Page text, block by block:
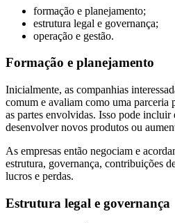
formação e planejamento;
estrutura legal e governança;
operação e gestão.
Formação e planejamento
Inicialmente, as companhias
comum e avaliam como uma parceria
as partes envolvidas. Isso pode incluir
desenvolver novos produtos ou
As empresas então negociam e
estrutura, governança, contribuições
lucros e perdas.
Estrutura legal e governança